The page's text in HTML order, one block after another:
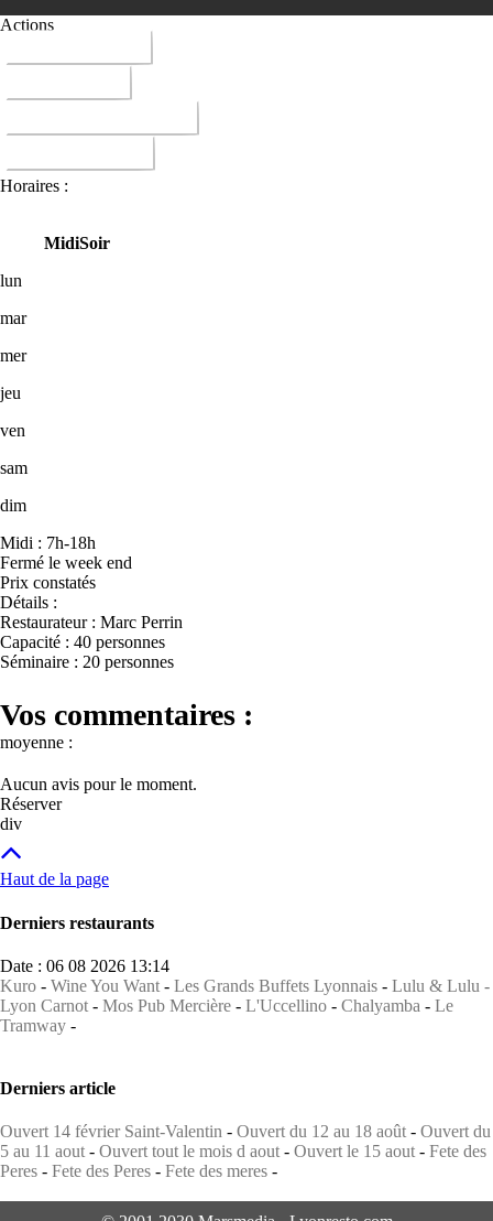
Actions
Horaires :
MidiSoir
lun
mar
mer
jeu
ven
sam
dim
Midi : 7h-18h
Fermé le week end
Prix constatés
Détails :
Restaurateur : Marc Perrin
Capacité : 40 personnes
Séminaire : 20 personnes
Vos commentaires :
moyenne :
Aucun avis pour le moment.
Réserver
div
Haut de la page
Derniers restaurants
Date : 06 08 2026 13:14
Kuro - Wine You Want - Les Grands Buffets Lyonnais - Lulu & Lulu -
Lyon Carnot - Mos Pub Mercière - L'Uccellino - Chalyamba - Le
Tramway -
Derniers article
Ouvert 14 février Saint-Valentin - Ouvert du 12 au 18 août - Ouvert du
5 au 11 aout - Ouvert tout le mois d aout - Ouvert le 15 aout - Fete des
Peres - Fete des Peres - Fete des meres -